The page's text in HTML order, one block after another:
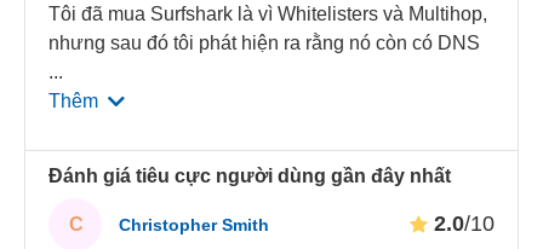
Tôi đã mua Surfshark là vì Whitelisters và Multihop,
nhưng sau đó tôi phát hiện ra rằng nó còn có DNS
...
Thêm
Đánh giá tiêu cực người dùng gần đây nhất
C Christopher Smith 2.0/10